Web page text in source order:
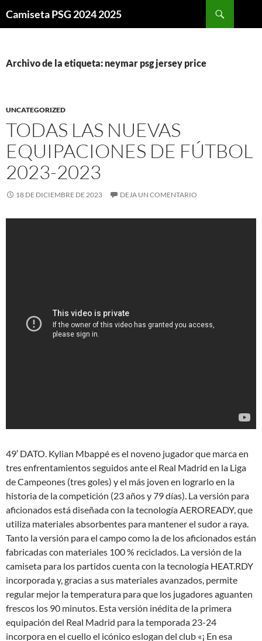
Camiseta PSG 2024 2025
Archivo de la etiqueta: neymar psg jersey price
UNCATEGORIZED
TODAS LAS NUEVAS
EQUIPACIONES DE FÚTBOL
2023-2023
18 DE DICIEMBRE DE 2023 DEJA UN COMENTARIO
49′ DATO. Kylian Mbappé es el noveno jugador que marca en
tres enfrentamientos seguidos ante el Real Madrid en la Liga
de Campeones (tres goles) y el más joven en lograrlo en la
historia de la competición (23 años y 79 días). La versión para
aficionados está diseñada con la tecnología AEROREADY, que
utiliza materiales absorbentes para mantener el sudor a raya.
Tanto la versión para el campo como la de los aficionados están
fabricadas con materiales 100 % reciclados. La versión de la
camiseta para los partidos cuenta con la tecnología HEAT.RDY
incorporada y, gracias a sus materiales avanzados, permite
regular mejor la temperatura para que los jugadores aguanten
frescos los 90 minutos. Esta versión inédita de la primera
equipación del Real Madrid para la temporada 23-24
incorpora en el cuello el icónico eslogan del club «¡ En esa